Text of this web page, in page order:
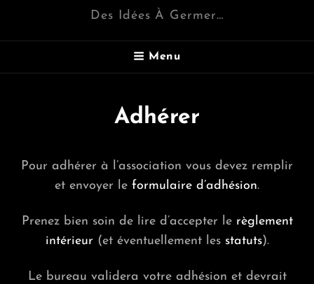
Des Idées À Germer…
Menu
Adhérer
Pour adhérer à l’association vous devez remplir
et envoyer le formulaire d’adhésion.
Prenez bien soin de lire d’accepter le règlement
intérieur (et éventuellement les statuts).
Le bureau validera votre adhésion et devrait